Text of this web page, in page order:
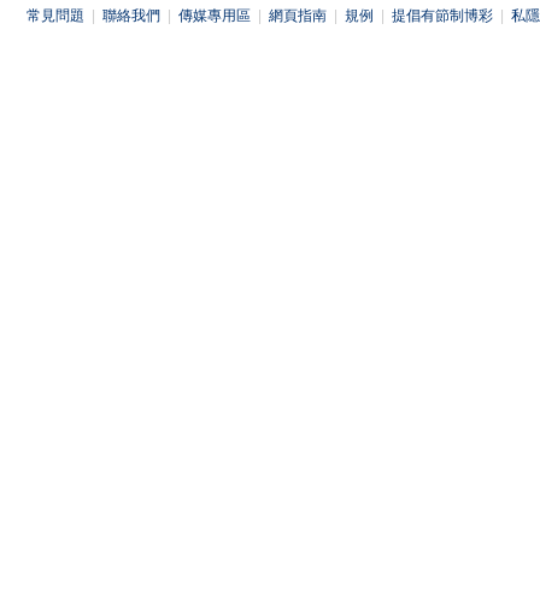
常見問題 聯絡我們 傳媒專用區 網頁指南 規例 提倡有節制博彩 私